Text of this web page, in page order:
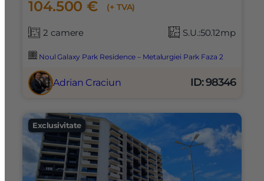
104.500 € (+ TVA)
2 camere S.U.:50.12mp
Noul Galaxy Park Residence – Metalurgiei Park Faza 2
Adrian Craciun ID: 98346
Exclusivitate